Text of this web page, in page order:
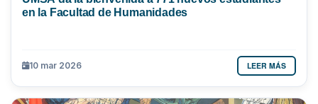
en la Facultad de Humanidades
10 mar 2026 LEER MÁS